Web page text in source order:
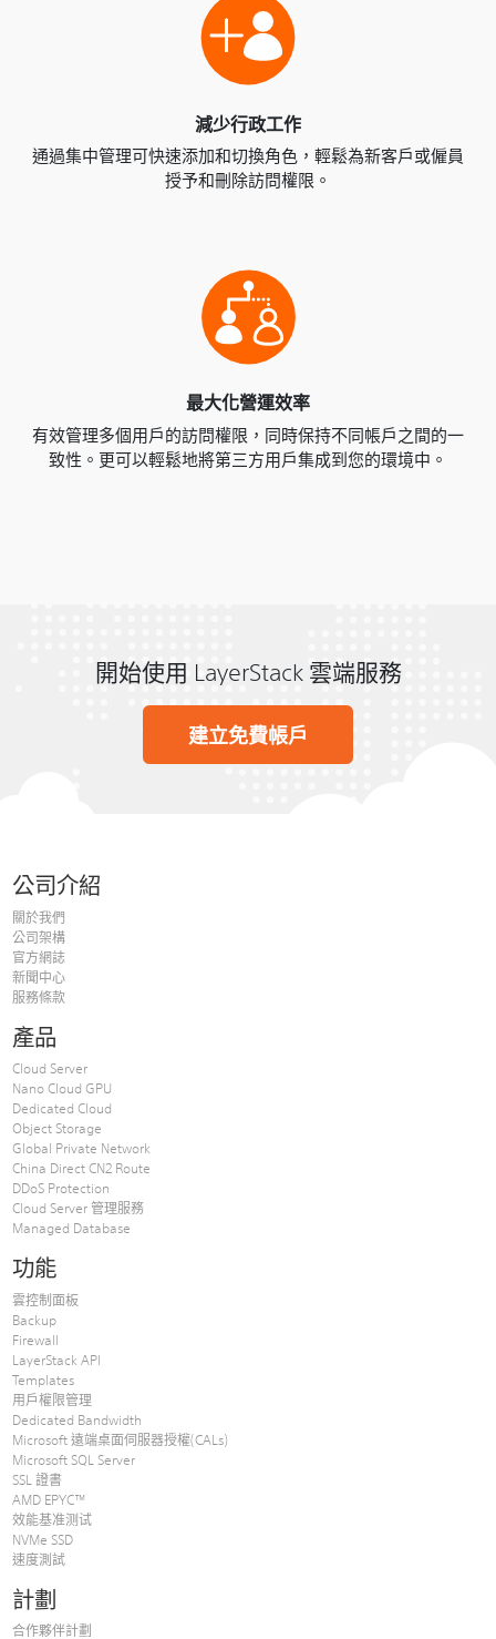
減少行政工作
通過集中管理可快速添加和切換角色，輕鬆為新客戶或僱員
授予和刪除訪問權限。
最大化營運效率
有效管理多個用戶的訪問權限，同時保持不同帳戶之間的一
致性。更可以輕鬆地將第三方用戶集成到您的環境中。
開始使用 LayerStack 雲端服務
建立免費帳戶
公司介紹
關於我們
公司架構
官方網誌
新聞中心
服務條款
產品
Cloud Server
Nano Cloud GPU
Dedicated Cloud
Object Storage
Global Private Network
China Direct CN2 Route
DDoS Protection
Cloud Server 管理服務
Managed Database
功能
雲控制面板
Backup
Firewall
LayerStack API
Templates
用戶權限管理
Dedicated Bandwidth
Microsoft 遠端桌面伺服器授權(CALs)
Microsoft SQL Server
SSL 證書
AMD EPYC™
效能基准测试
NVMe SSD
速度測試
計劃
合作夥伴計劃